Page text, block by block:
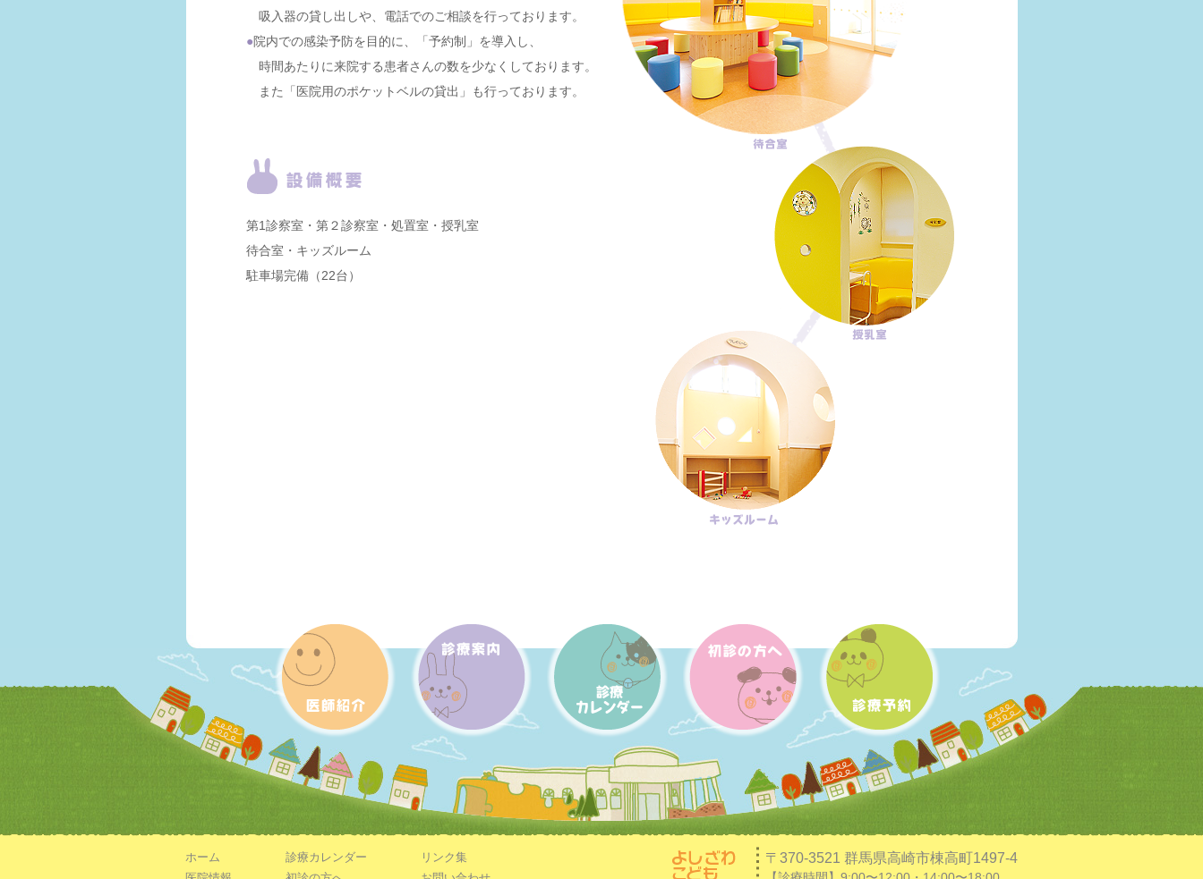
吸入器の貸し出しや、電話でのご相談を行っております。
●院内での感染予防を目的に、「予約制」を導入し、
時間あたりに来院する患者さんの数を少なくしております。
また「医院用のポケットベルの貸出」も行っております。
第1診察室・第２診察室・処置室・授乳室
待合室・キッズルーム
駐車場完備（22台）
All
Contetns
ホーム
診療カレンダー
リンク集
〒370-3521 群馬県高崎市棟高町1497-4